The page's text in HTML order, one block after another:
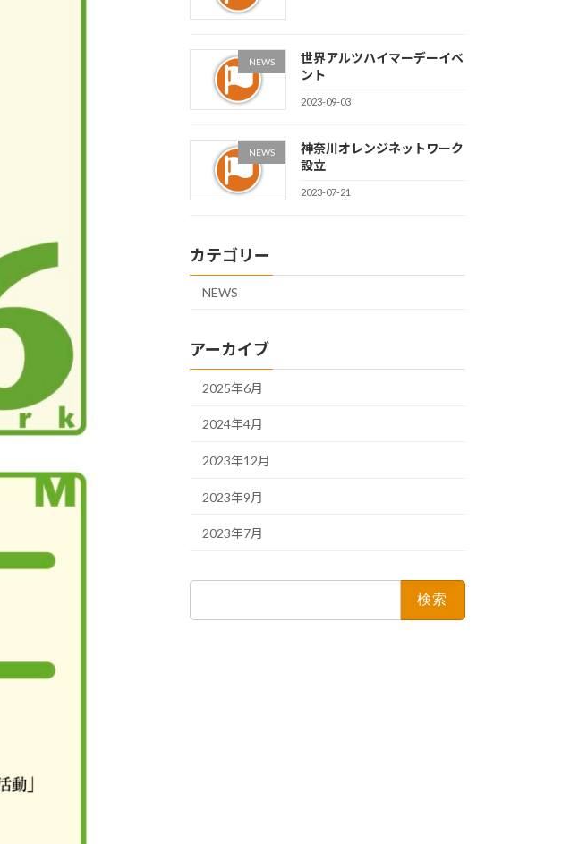
NEWS
世界アルツハイマーデーイベ
ント
2023-09-03
NEWS
神奈川オレンジネットワーク
設立
2023-07-21
カテゴリー
NEWS
アーカイブ
2025年6月
2024年4月
2023年12月
2023年9月
2023年7月